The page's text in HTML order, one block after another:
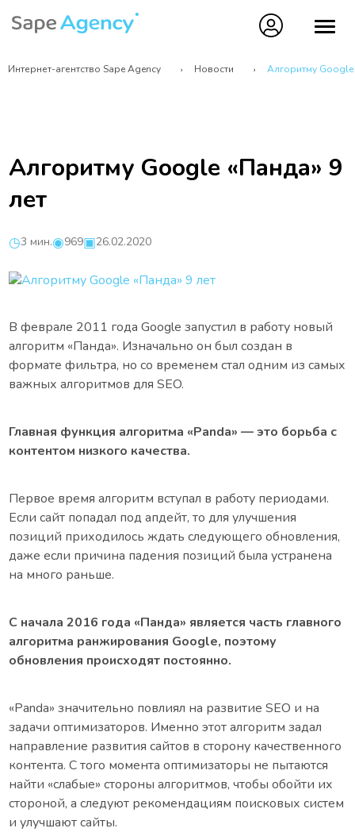
Интернет-агентство Sape Agency Новости Алгоритму Google
Алгоритму Google «Панда» 9
лет
3 мин. 969 26.02.2020
В феврале 2011 года Google запустил в работу новый
алгоритм «Панда». Изначально он был создан в
формате фильтра, но со временем стал одним из самых
важных алгоритмов для SEO.
Главная функция алгоритма «Panda» — это борьба с
контентом низкого качества.
Первое время алгоритм вступал в работу периодами.
Если сайт попадал под апдейт, то для улучшения
позиций приходилось ждать следующего обновления,
даже если причина падения позиций была устранена
на много раньше.
С начала 2016 года «Панда» является часть главного
алгоритма ранжирования Google, поэтому
обновления происходят постоянно.
«Panda» значительно повлиял на развитие SEO и на
задачи оптимизаторов. Именно этот алгоритм задал
направление развития сайтов в сторону качественного
контента. С того момента оптимизаторы не пытаются
найти «слабые» стороны алгоритмов, чтобы обойти их
стороной, а следуют рекомендациям поисковых систем
и улучшают сайты.